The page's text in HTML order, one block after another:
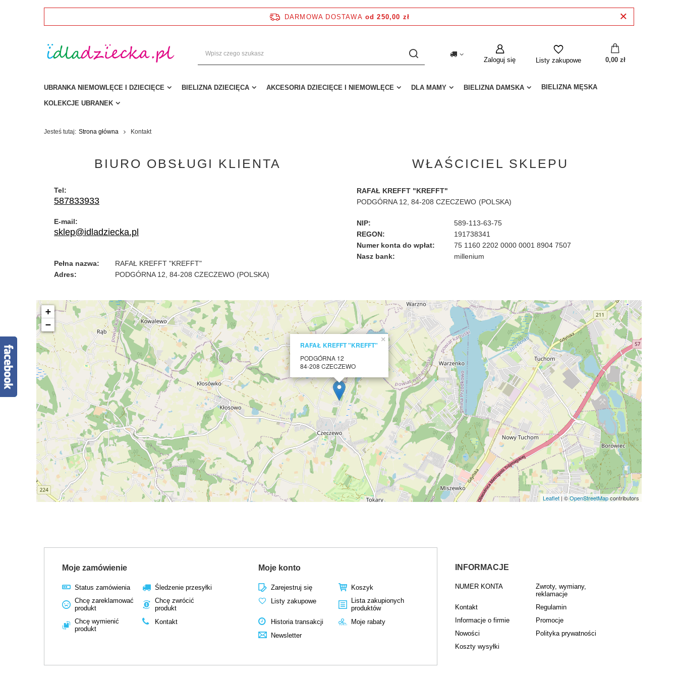
DARMOWA DOSTAWA od 250,00 zł
Zaloguj się Listy zakupowe 0,00 zł
UBRANKA NIEMOWLĘCE I DZIECIĘCE BIELIZNA DZIECIĘCA AKCESORIA DZIECIĘCE I NIEMOWLĘCE DLA MAMY BIELIZNA DAMSKA BIELIZNA MĘSKA
KOLEKCJE UBRANEK
Jesteś tutaj: Strona główna Kontakt
BIURO OBSŁUGI KLIENTA
Tel:
587833933
E-mail:
sklep@idladziecka.pl
Pełna nazwa:
RAFAŁ KREFFT "KREFFT"
Adres:
PODGÓRNA 12 84-208 CZECZEWO (POLSKA)
WŁAŚCICIEL SKLEPU
RAFAŁ KREFFT "KREFFT"
PODGÓRNA 12 , 84-208 CZECZEWO (POLSKA)
NIP:
589-113-63-75
REGON:
191738341
Numer konta do wpłat:
75 1160 2202 0000 0001 8904 7507
Nasz bank:
millenium
RAFAŁ KREFFT "KREFFT"
PODGÓRNA 12
84-208 CZECZEWO
×
+
−
Leaflet | ©OpenStreetMapcontributors
Moje zamówienie
Status zamówienia
Śledzenie przesyłki
Chcę zareklamować
produkt
Chcę zwrócić
produkt
Chcę wymienić
produkt
Kontakt
Moje konto
Zarejestruj się
Koszyk
Listy zakupowe
Lista zakupionych
produktów
Historia transakcji
Moje rabaty
Newsletter
INFORMACJE
NUMER KONTA
Zwroty, wymiany,
reklamacje
Kontakt
Regulamin
Informacje o firmie
Promocje
Nowości
Polityka prywatności
Koszty wysyłki